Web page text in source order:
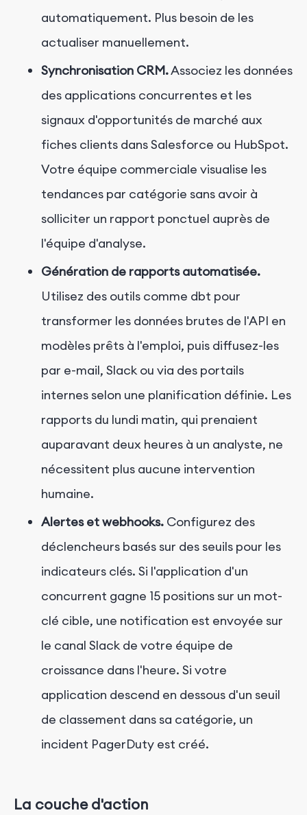
automatiquement. Plus besoin de les
actualiser manuellement.
Synchronisation CRM.Associez les données
des applications concurrentes et les
signaux d'opportunités de marché aux
fiches clients dans Salesforce ou HubSpot.
Votre équipe commerciale visualise les
tendances par catégorie sans avoir à
solliciter un rapport ponctuel auprès de
l'équipe d'analyse.
Génération de rapports automatisée.
Utilisez des outils comme dbt pour
transformer les données brutes de l'API en
modèles prêts à l'emploi, puis diffusez-les
par e-mail, Slack ou via des portails
internes selon une planification définie. Les
rapports du lundi matin, qui prenaient
auparavant deux heures à un analyste, ne
nécessitent plus aucune intervention
humaine.
Alertes et webhooks. Configurez des
déclencheurs basés sur des seuils pour les
indicateurs clés. Si l'application d'un
concurrent gagne 15 positions sur un mot-
clé cible, une notification est envoyée sur
le canal Slack de votre équipe de
croissance dans l'heure. Si votre
application descend en dessous d'un seuil
de classement dans sa catégorie, un
incident PagerDuty est créé.
La couche d'action